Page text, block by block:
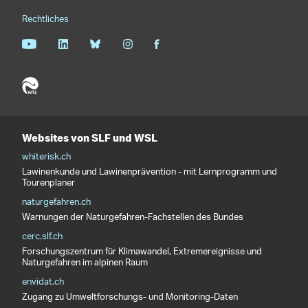
Rechtliches
Websites von SLF und WSL
whiterisk.ch
Lawinenkunde und Lawinenprävention - mit Lernprogramm und
Tourenplaner
naturgefahren.ch
Warnungen der Naturgefahren-Fachstellen des Bundes
cerc.slf.ch
Forschungszentrum für Klimawandel, Extremereignisse und
Naturgefahren im alpinen Raum
envidat.ch
Zugang zu Umweltforschungs- und Monitoring-Daten